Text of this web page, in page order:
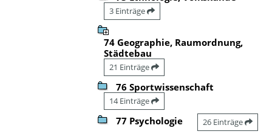
3 Einträge
74 Geographie, Raumordnung,
Städtebau
21 Einträge
76 Sportwissenschaft
14 Einträge
77 Psychologie 26 Einträge